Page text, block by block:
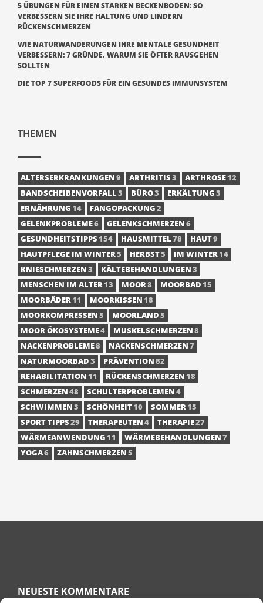
5 ÜBUNGEN FÜR EINEN STARKEN BECKENBODEN: SO
VERBESSERN SIE IHRE HALTUNG UND LINDERN
RÜCKENSCHMERZEN
WIE NATURWANDERUNGEN IHRE MENTALE GESUNDHEIT
VERBESSERN: 7 GRÜNDE, WARUM SIE ÖFTER RAUSGEHEN
SOLLTEN
DIE TOP 7 SUPERFOODS FÜR EIN GESUNDES IMMUNSYSTEM
THEMEN
ALTERSERKRANKUNGEN9 ARTHRITIS3 ARTHROSE12
BANDSCHEIBENVORFALL3 BÜRO3 ERKÄLTUNG3
ERNÄHRUNG14 FANGOPACKUNG2
GELENKPROBLEME6 GELENKSCHMERZEN6
GESUNDHEITSTIPPS154 HAUSMITTEL78 HAUT9
HAUTPFLEGE IM WINTER5 HERBST5 IM WINTER14
KNIESCHMERZEN3 KÄLTEBEHANDLUNGEN3
MENSCHEN IM ALTER13 MOOR8 MOORBAD15
MOORBÄDER11 MOORKISSEN18
MOORKOMPRESSEN3 MOORLAND3
MOOR ÖKOSYSTEME4 MUSKELSCHMERZEN8
NACKENPROBLEME8 NACKENSCHMERZEN7
NATURMOORBAD3 PRÄVENTION82
REHABILITATION11 RÜCKENSCHMERZEN18
SCHMERZEN48 SCHULTERPROBLEMEN4
SCHWIMMEN3 SCHÖNHEIT10 SOMMER15
SPORT TIPPS29 THERAPEUTEN4 THERAPIE27
WÄRMEANWENDUNG11 WÄRMEBEHANDLUNGEN7
YOGA6 ZAHNSCHMERZEN5
NEUESTE KOMMENTARE